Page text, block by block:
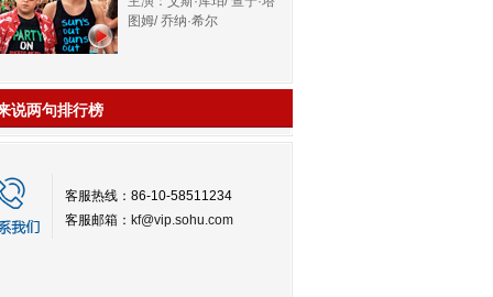
图姆/ 乔纳·希尔
说两句排行榜
客服热线：86-10-58511234
客服邮箱： kf@vip.sohu.com